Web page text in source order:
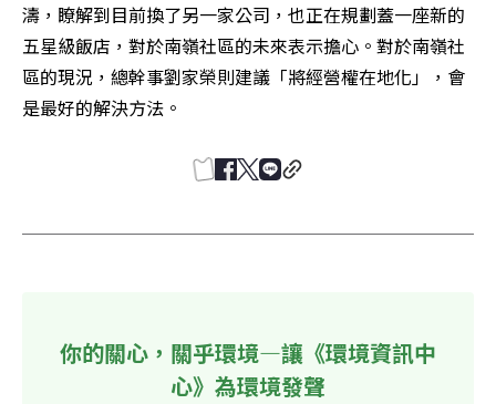
濤，瞭解到目前換了另一家公司，也正在規劃蓋一座新的
五星級飯店，對於南嶺社區的未來表示擔心。對於南嶺社
區的現況，總幹事劉家榮則建議「將經營權在地化」，會
是最好的解決方法。
你的關心，關乎環境—讓《環境資訊中
心》為環境發聲